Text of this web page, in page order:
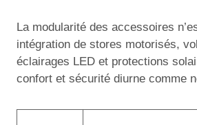
La modularité des accessoires
intégration de stores motorisés,
éclairages LED et protections
confort et sécurité diurne comme